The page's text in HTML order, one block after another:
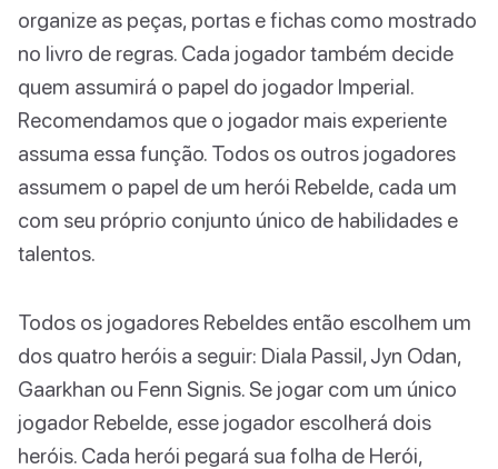
organize as peças, portas e fichas como mostrado
no livro de regras. Cada jogador também decide
quem assumirá o papel do jogador Imperial.
Recomendamos que o jogador mais experiente
assuma essa função. Todos os outros jogadores
assumem o papel de um herói Rebelde, cada um
com seu próprio conjunto único de habilidades e
talentos.
Todos os jogadores Rebeldes então escolhem um
dos quatro heróis a seguir: Diala Passil, Jyn Odan,
Gaarkhan ou Fenn Signis. Se jogar com um único
jogador Rebelde, esse jogador escolherá dois
heróis. Cada herói pegará sua folha de Herói,